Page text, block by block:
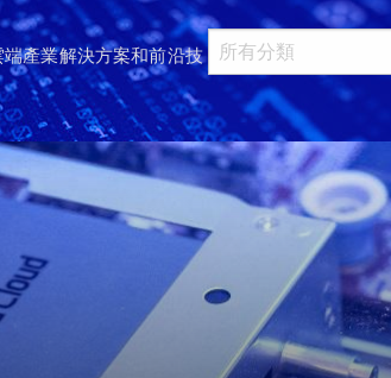
產業解決方案和前沿技